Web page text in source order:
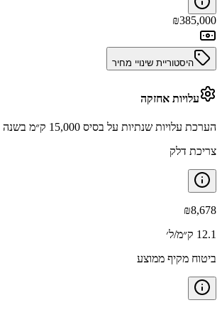
₪385,000
היסטוריית שינויי מחיר
עלויות אחזקה
הערכת עלויות שנתיות על בסיס 15,000 ק״מ בשנה
צריכת דלק
₪8,678
12.1 ק״מ/ל׳
ביטוח מקיף ממוצע